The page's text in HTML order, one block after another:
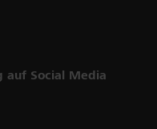
auf Social Media